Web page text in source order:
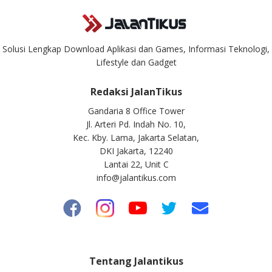
Solusi Lengkap Download Aplikasi dan Games, Informasi Teknologi,
Lifestyle dan Gadget
Redaksi JalanTikus
Gandaria 8 Office Tower
Jl. Arteri Pd. Indah No. 10,
Kec. Kby. Lama, Jakarta Selatan,
DKI Jakarta, 12240
Lantai 22, Unit C
info@jalantikus.com
Tentang Jalantikus